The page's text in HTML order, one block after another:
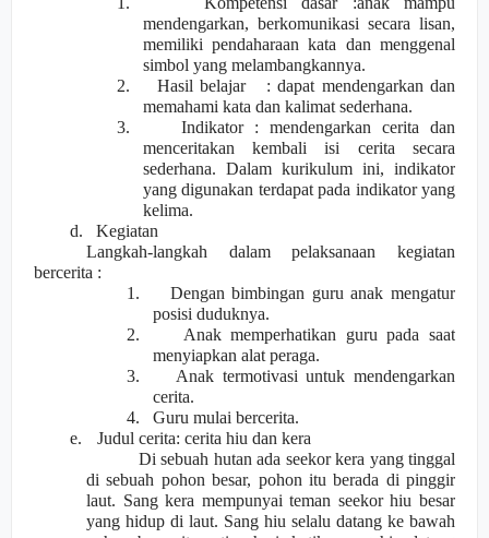
mendengarkan, berkomunikasi secara lisan,
memiliki pendaharaan kata dan menggenal
simbol yang melambangkannya.
2.
Hasil belajar
: dapat mendengarkan dan
memahami kata dan kalimat sederhana.
3.
Indikator : mendengarkan cerita dan
menceritakan kembali isi cerita secara
sederhana. Dalam kurikulum ini, indikator
yang digunakan terdapat pada indikator yang
kelima.
d.
Kegiatan
Langkah-langkah dalam pelaksanaan kegiatan
bercerita :
1.
Dengan bimbingan guru anak mengatur
posisi duduknya.
2.
Anak memperhatikan guru pada saat
menyiapkan alat peraga.
3.
Anak termotivasi untuk mendengarkan
cerita.
4.
Guru mulai bercerita.
e.
Judul cerita: cerita hiu dan kera
Di sebuah hutan ada seekor kera yang tinggal
di sebuah pohon besar, pohon itu berada di pinggir
laut. Sang kera mempunyai teman seekor hiu besar
yang hidup di laut. Sang hiu selalu datang ke bawah